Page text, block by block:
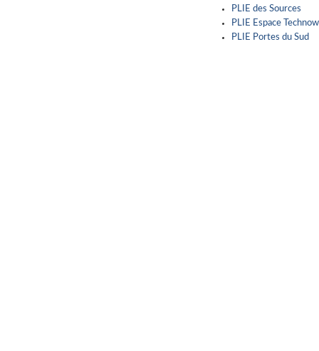
PLIE des Sources
PLIE Espace
PLIE Portes du Sud